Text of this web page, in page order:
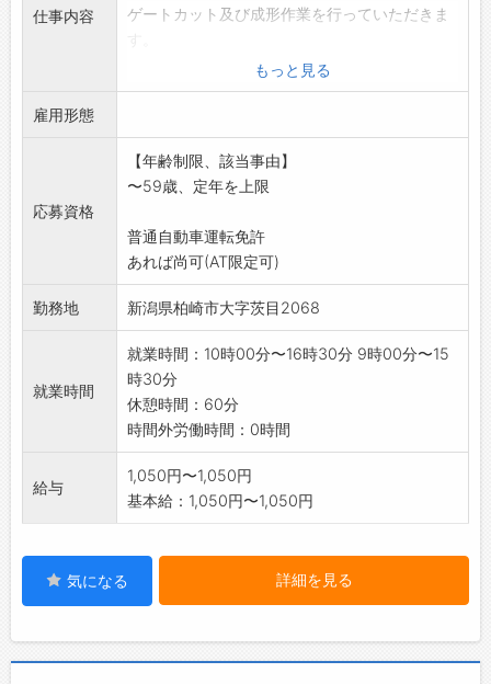
仕事内容
ゲートカット及び成形作業を行っていただきま
○製品表面の異物、キズ、変色等を見つける目
視による検査。
○成形機を用いて製品を生産していただく場合
があります。
○検査終了品の箱詰め作業。
す。
※【応募前職場見学可能】(事前連絡必要)
変更範囲:変更なし
もっと見る
雇用形態
応募資格
【年齢制限、該当事由】
〜59歳、定年を上限
普通自動車運転免許
あれば尚可(AT限定可)
勤務地 新潟県柏崎市大字茨目2068
就業時間
就業時間：10時00分〜16時30分 9時00分〜15
時30分
休憩時間：60分
時間外労働時間：0時間
給与
1,050円〜1,050円
基本給：1,050円〜1,050円
気になる 詳細を見る